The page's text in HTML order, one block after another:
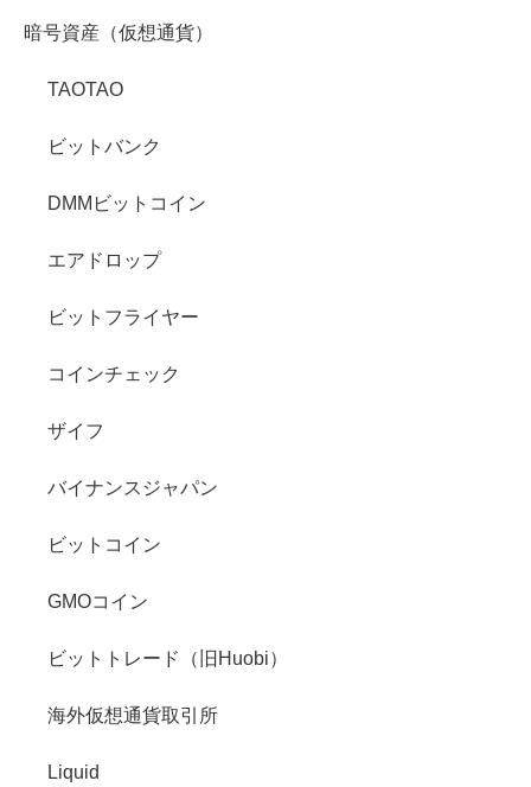
暗号資産（仮想通貨）
TAOTAO
ビットバンク
DMMビットコイン
エアドロップ
ビットフライヤー
コインチェック
ザイフ
バイナンスジャパン
ビットコイン
GMOコイン
ビットトレード（旧Huobi）
海外仮想通貨取引所
Liquid